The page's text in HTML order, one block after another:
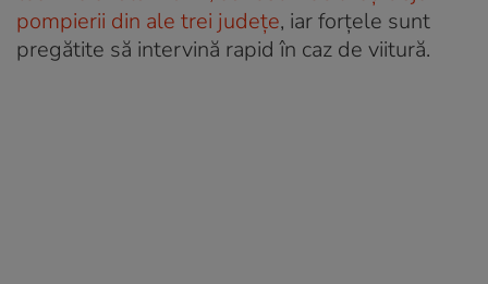
pompierii din ale trei județe, iar forțele sunt
pregătite să intervină rapid în caz de viitură.